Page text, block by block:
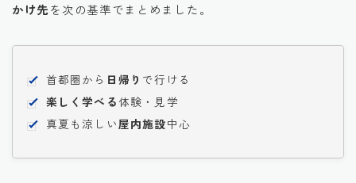
かけ先を次の基準でまとめました。
首都圏から 日帰り で行ける
楽しく学べる 体験・見学
真夏も涼しい屋内施設中心